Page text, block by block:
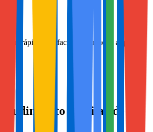
rápido y te facilitan mucho el alquiler.
en Pilar de la